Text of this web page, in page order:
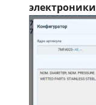
электроники